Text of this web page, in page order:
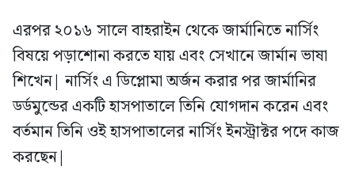
এরপর ২০১৬ সালে বাহরাইন থেকে জার্মানিতে নার্সিং
বিষয়ে পড়াশোনা করতে যায় এবং সেখানে জার্মান ভাষা
শিখেন| নার্সিং এ ডিপ্লোমা অর্জন করার পর জার্মানির
ডর্ডমুন্ডের একটি হাসপাতালে তিনি যোগদান করেন এবং
বর্তমান তিনি ওই হাসপাতালের নার্সিং ইনস্ট্রাক্টর পদে কাজ
করছেন|